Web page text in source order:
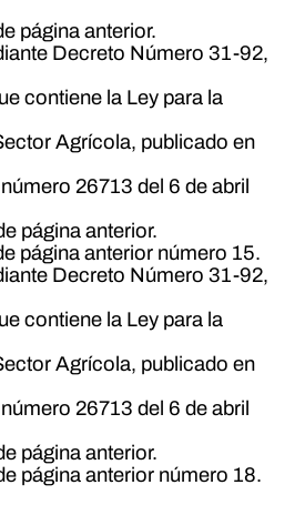
página anterior.
Decreto Número 31-92,
contiene la Ley para la
Agrícola, publicado en
26713 del 6 de abril
página anterior.
página anterior número 15.
Decreto Número 31-92,
contiene la Ley para la
Agrícola, publicado en
26713 del 6 de abril
página anterior.
página anterior número 18.